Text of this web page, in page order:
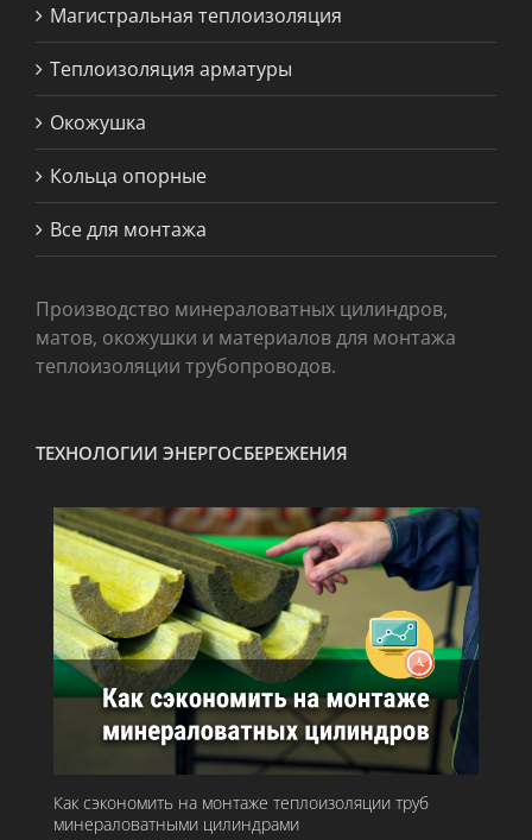
Магистральная теплоизоляция
Теплоизоляция арматуры
Окожушка
Кольца опорные
Все для монтажа
Производство минераловатных цилиндров,
матов, окожушки и материалов для монтажа
теплоизоляции трубопроводов.
ТЕХНОЛОГИИ ЭНЕРГОСБЕРЕЖЕНИЯ
Как сэкономить на монтаже теплоизоляции труб
минераловатными цилиндрами